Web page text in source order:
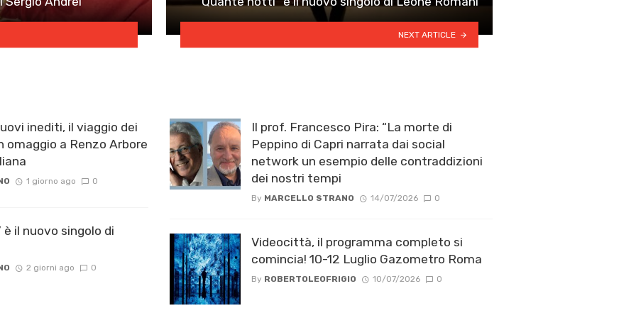
NEXT ARTICLE
inediti, il viaggio dei
omaggio a Renzo Arbore
1 giorno ago 0
è il nuovo singolo di
2 giorni ago 0
Il prof. Francesco Pira: “La morte di
Peppino di Capri narrata dai social
network un esempio delle contraddizioni
dei nostri tempi
By MARCELLO STRANO 14/07/2026 0
Videocittà, il programma completo si
comincia! 10-12 Luglio Gazometro Roma
By ROBERTOLEOFRIGIO 10/07/2026 0